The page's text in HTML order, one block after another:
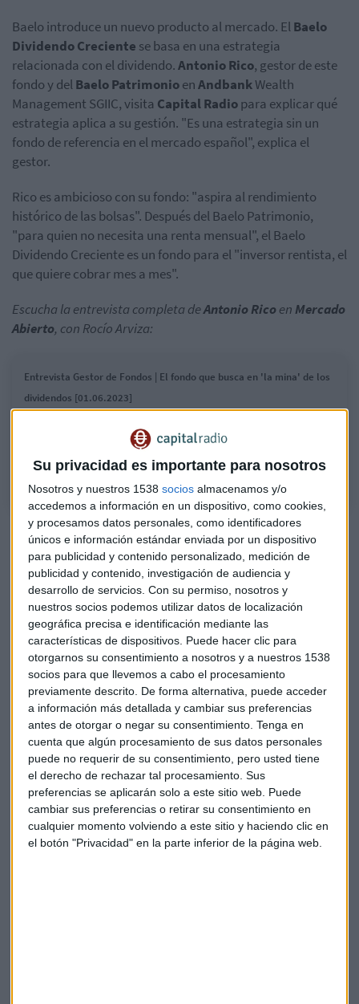
Su privacidad es importante para nosotros
Nosotros y nuestros 1538 socios almacenamos y/o
accedemos a información en un dispositivo, como cookies,
y procesamos datos personales, como identificadores
únicos e información estándar enviada por un dispositivo
para publicidad y contenido personalizado, medición de
publicidad y contenido, investigación de audiencia y
desarrollo de servicios. Con su permiso, nosotros y
nuestros socios podemos utilizar datos de localización
geográfica precisa e identificación mediante las
características de dispositivos. Puede hacer clic para
otorgarnos su consentimiento a nosotros y a nuestros 1538
socios para que llevemos a cabo el procesamiento
previamente descrito. De forma alternativa, puede acceder
a información más detallada y cambiar sus preferencias
antes de otorgar o negar su consentimiento. Tenga en
cuenta que algún procesamiento de sus datos personales
puede no requerir de su consentimiento, pero usted tiene
el derecho de rechazar tal procesamiento. Sus
preferencias se aplicarán solo a este sitio web. Puede
cambiar sus preferencias o retirar su consentimiento en
cualquier momento volviendo a este sitio y haciendo clic en
el botón "Privacidad" en la parte inferior de la página web.
Baelo introduce un nuevo producto al mercado. ElBaelo
Dividendo Creciente se basa en una estrategia
relacionada con el dividendo.Antonio Rico, gestor de este
fondo y delBaelo PatrimonioenAndbankWealth
Management SGIIC, visita Capital Radiopara explicar qué
estrategia aplica a su gestión. "Es una estrategia sin un
fondo de referencia en el mercado español", explica el
gestor.
Rico es ambicioso con su fondo: "aspira al rendimiento
histórico de las bolsas". Después del Baelo Patrimonio,
"para quien no necesita una renta mensual", el Baelo
Dividendo Creciente es un fondo para el "inversor rentista, el
que quiere cobrar mes a mes".
Escucha la entrevista completa deAntonio Rico en Mercado
Abierto, con Rocío Arviza:
Entrevista Gestor de Fondos | El fondo que busca en 'la mina' de los
dividendos [01.06.2023]
de su fondo, un seguidor de estrategias relacionadas con el dividendo
Blasco: Rovi, interesante para tener en
cartera
El director de atlCapital, Álvaro Blasco, cree que el
castigo que ha sufrido en bolsa puede aprovecharse
para entrar en los laboratorios
Capital Radio
/ 2023-06-01
¿Qué tipo de empresas buscan?